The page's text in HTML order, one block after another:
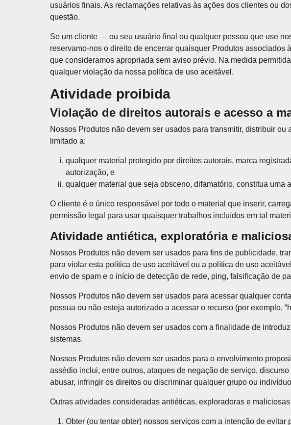
usuários finais. As reclamações relativas às ações dos clientes ou
questão.
Se um cliente — ou seu usuário final ou qualquer pessoa que use
reservamo-nos o direito de encerrar quaisquer Produtos
que consideramos apropriada sem aviso prévio. Na medida
qualquer violação da nossa política de uso aceitável.
Atividade proibida
Violação de direitos autorais e acesso a
Nossos Produtos não devem ser usados para transmitir, distribuir
limitado a:
qualquer material protegido por direitos autorais, marca
autorização, e
qualquer material que seja obsceno, difamatório, constitua
O cliente é o único responsável por todo o material que inserir,
permissão legal para usar quaisquer trabalhos incluídos em tal
Atividade antiética, exploratória e
Nossos Produtos não devem ser usados para fins de publicidade,
para violar esta política de uso aceitável ou a política de uso
envio de spam e o início de detecção de rede, ping, falsificação de
Nossos Produtos não devem ser usados para acessar qualquer
possua ou não esteja autorizado a acessar o recurso (por exemplo,
Nossos Produtos não devem ser usados com a finalidade de
sistemas.
Nossos Produtos não devem ser usados para o envolvimento
assédio inclui, entre outros, ataques de negação de serviço,
abusar, infringir os direitos ou discriminar qualquer grupo ou
Outras atividades consideradas antiéticas, exploradoras e
Obter (ou tentar obter) nossos serviços com a intenção de evitar